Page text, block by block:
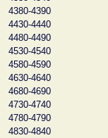
4380-4390
4430-4440
4480-4490
4530-4540
4580-4590
4630-4640
4680-4690
4730-4740
4780-4790
4830-4840